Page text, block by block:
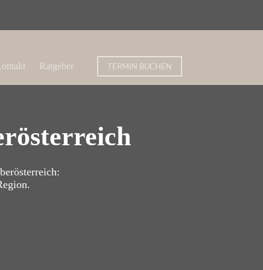
Ratgeber TERMIN BUCHEN